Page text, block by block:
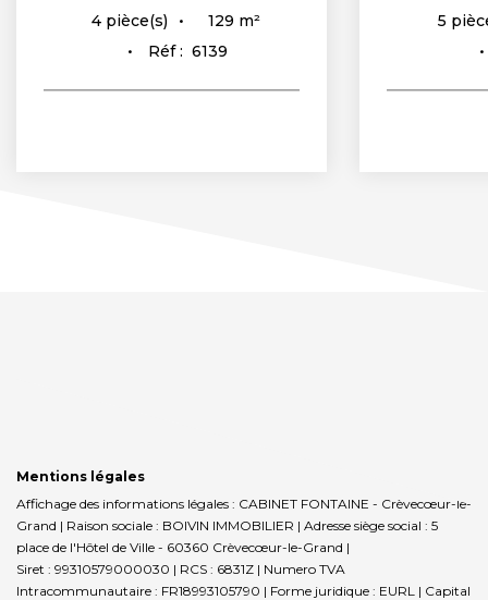
4 pièce(s) 129 m²
Réf : 6139
5
Mentions légales
Affichage des informations légales : CABINET FONTAINE - Crèvecœur-le-
Grand | Raison sociale : BOIVIN IMMOBILIER | Adresse siège social : 5
place de l'Hôtel de Ville - 60360 Crèvecœur-le-Grand |
Siret : 99310579000030 | RCS : 6831Z | Numero TVA
Intracommunautaire : FR18993105790 | Forme juridique : EURL | Capital